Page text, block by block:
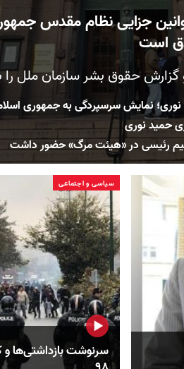
جزایی نظام مقدس
است
گزارش حقوق بشر سازمان ملل را
نمایش سرسپردگی به جمهوری
حمید نوری
رئیسی در «هیئت مرگ» حضور داشت
سیاسی و اجتماعی
سرنوشت بازداشتی‌ها